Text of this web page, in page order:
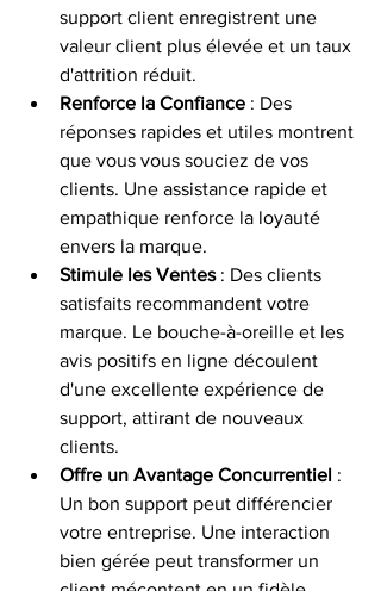
support client enregistrent une
valeur client plus élevée et un taux
d'attrition réduit.
Renforce la Confiance : Des
réponses rapides et utiles montrent
que vous vous souciez de vos
clients. Une assistance rapide et
empathique renforce la loyauté
envers la marque.
Stimule les Ventes : Des clients
satisfaits recommandent votre
marque. Le bouche-à-oreille et les
avis positifs en ligne découlent
d'une excellente expérience de
support, attirant de nouveaux
clients.
Offre un Avantage Concurrentiel :
Un bon support peut différencier
votre entreprise. Une interaction
bien gérée peut transformer un